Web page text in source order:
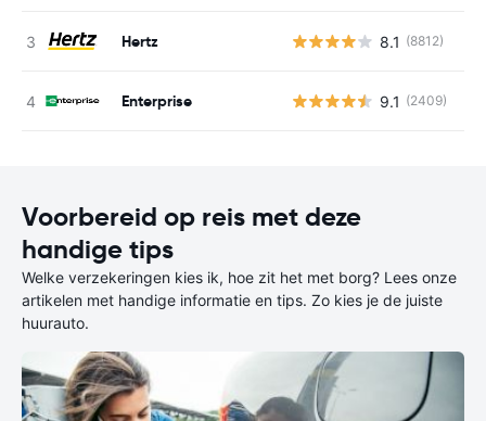
Hertz 8.1 (8812)
Enterprise 9.1 (2409)
Voorbereid op reis met deze
handige tips
Welke verzekeringen kies ik, hoe zit het met borg? Lees onze
artikelen met handige informatie en tips. Zo kies je de juiste
huurauto.